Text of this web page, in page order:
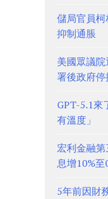
儲局官員
抑制通脹
美國眾議
署後政府
GPT-5.1來
有溫度」
宏利金融
息增10%至
5年前因財